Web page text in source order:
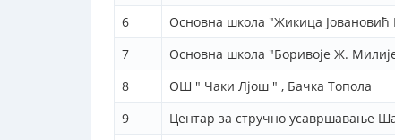
6
Основна школа "Жикица
7
Основна школа "Боривоје Ж.
8
ОШ " Чаки Лјош " , Бачка Топола
9
Центар за стручно усавршавање